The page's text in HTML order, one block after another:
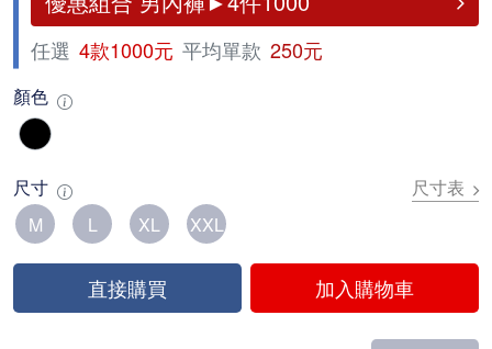
任選 4款1000元 平均單款 250元
顏色
尺寸
尺寸表
M
L XL XXL
直接購買 加入購物車